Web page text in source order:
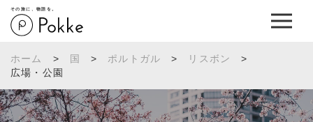
その旅に、物語を。
ホーム > 国 > ポルトガル > リスボン
>
広場・公園